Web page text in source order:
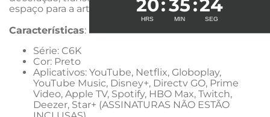
espaço para a arte.
Características:
Série: C6K
Cor: Preto
Aplicativos: YouTube, Netflix, Globoplay,
YouTube Music, Disney+, Directv GO, Prime
Video, Apple TV, Spotify, HBO Max, Twitch,
Deezer, Star+ (ASSINATURAS NÃO ESTÃO
20 35 23